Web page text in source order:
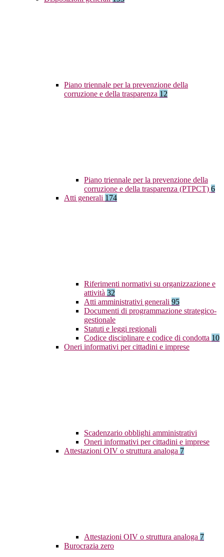
Piano triennale per la prevenzione della
corruzione e della trasparenza 12
Piano triennale per la prevenzione della
corruzione e della trasparenza (PTPCT) 6
Atti generali 174
Riferimenti normativi su organizzazione e
attività 32
Atti amministrativi generali 95
Documenti di programmazione strategico-
gestionale
Statuti e leggi regionali
Codice disciplinare e codice di condotta 10
Oneri informativi per cittadini e imprese
Scadenzario obblighi amministrativi
Oneri informativi per cittadini e imprese
Attestazioni OIV o struttura analoga 7
Attestazioni OIV o struttura analoga 7
Burocrazia zero